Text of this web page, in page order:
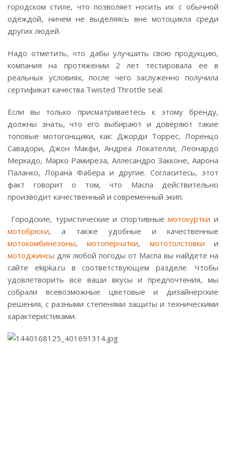
городском стиле, что позволяет носить их с обычной
одеждой, ничем не выделяясь вне мотоцикла среди
других людей.
Надо отметить, что дабы улучшить свою продукцию,
компания на протяжении 2 лет тестировала ее в
реальных условиях, после чего заслуженно получила
сертификат качества Twisted Throttle seal.
Если вы только присматриваетесь к этому бренду,
должны знать, что его выбирают и доверяют такие
топовые мотогонщики, как: Джорди Торрес, Лоренцо
Савадори, Джон Макфи, Андреа Локателли, Леонардо
Меркадо, Марко Рамиреза, Аллесандро Закконе, Аарона
Паланко, Лорана Фабера и другие. Согласитесь, этот
факт говорит о том, что Macna действительно
производит качественный и современный экип.
Городские, туристические и спортивныемотокуртки и
мотобрюки, а также удобные и качественные
мотокомбинезоны,мотоперчатки, мототолстовки и
мотоджинсы для любой погоды от Macna вы найдете на
сайте ekipka.ru в соответствующем разделе. Чтобы
удовлетворить все ваши вкусы и предпочтения, мы
собрали всевозможные цветовые и дизайнерские
решения, с разными степенями защиты и техническими
характеристиками.